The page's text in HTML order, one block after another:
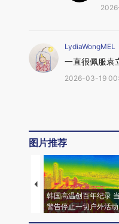
LydiaWongMEL
一直很佩服袁
2026-03-19
图片推荐
韩国高温创百年纪录
警告停止一切户外活动